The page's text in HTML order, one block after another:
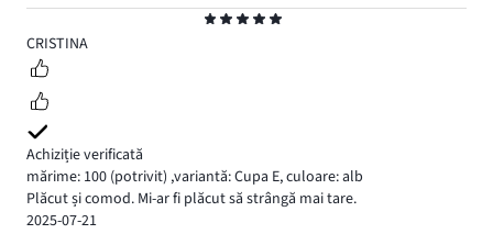
5
CRISTINA
Achiziție verificată
mărime: 100 (potrivit) ,variantă: Cupa E,culoare: alb
Plăcut și comod. Mi-ar fi plăcut să strângă mai tare.
2025-07-21